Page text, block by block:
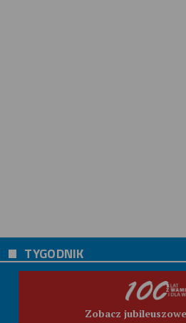
TYGODNIK
Zobacz